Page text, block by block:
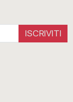
ISCRIVITI